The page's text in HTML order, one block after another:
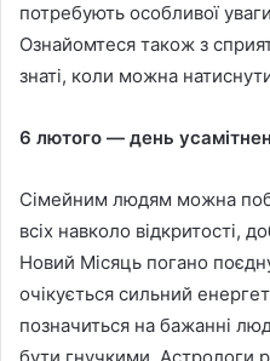
потребують особливої
Ознайомтеся також з
знаті, коли можна
6 лютого — день
Сімейним людям можна
всіх навколо відкритості,
Новий Місяць погано
очікується сильний
позначиться на бажанні